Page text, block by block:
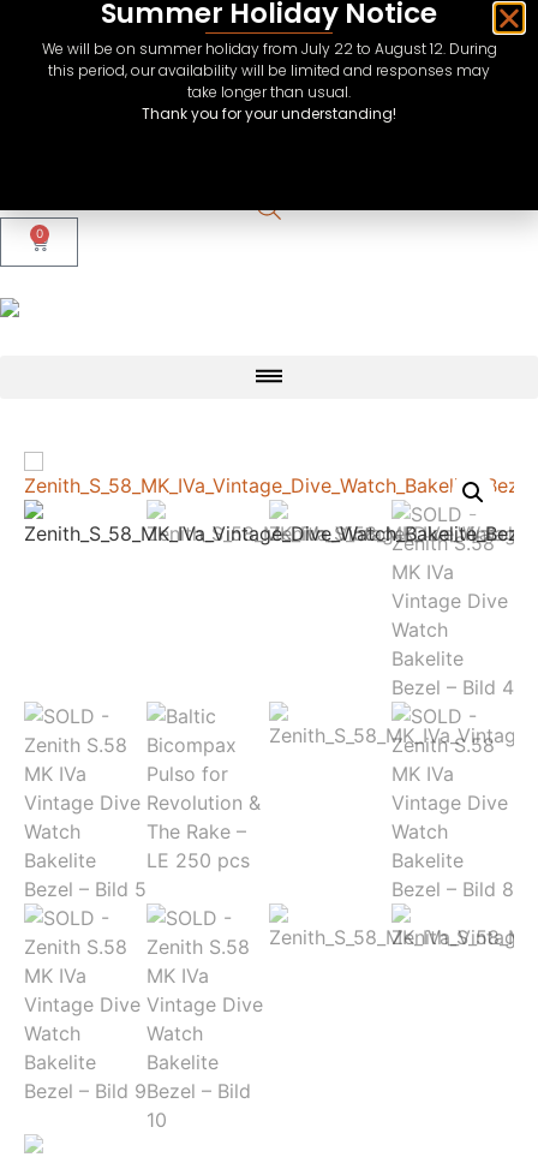
GBP
0
Summer Holiday Notice
We will be on summer holiday from July 22 to August 12. During
this period, our availability will be limited and responses may
take longer than usual.
Thank you for your understanding!